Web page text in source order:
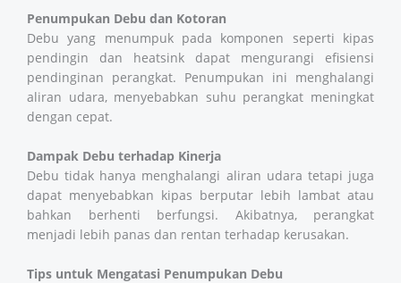
Penumpukan Debu dan Kotoran
Debu yang menumpuk pada komponen seperti kipas
pendingin dan heatsink dapat mengurangi efisiensi
pendinginan perangkat. Penumpukan ini menghalangi
aliran udara, menyebabkan suhu perangkat meningkat
dengan cepat.
Dampak Debu terhadap Kinerja
Debu tidak hanya menghalangi aliran udara tetapi juga
dapat menyebabkan kipas berputar lebih lambat atau
bahkan berhenti berfungsi. Akibatnya, perangkat
menjadi lebih panas dan rentan terhadap kerusakan.
Tips untuk Mengatasi Penumpukan Debu